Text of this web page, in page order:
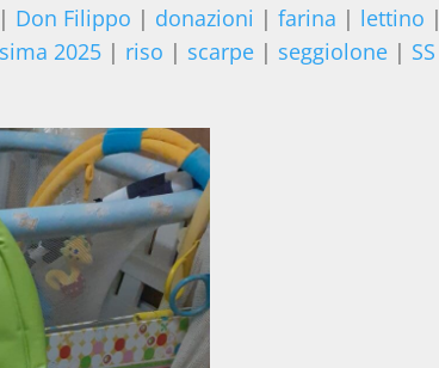
| Don Filippo | donazioni |farina | lettino |
2025 | riso | scarpe | seggiolone | SS